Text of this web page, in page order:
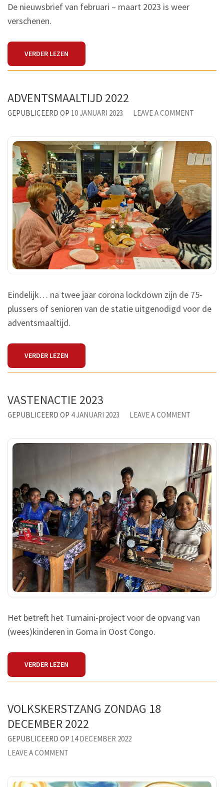
De nieuwsbrief van februari – maart 2023 is weer
verschenen.
VERDER LEZEN
ADVENTSMAALTIJD 2022
GEPUBLICEERD OP 10 JANUARI 2023 LEAVE A COMMENT
2022
Eindelijk… na twee jaar corona lockdown zijn de 75-
plussers of senioren van de statie uitgenodigd voor de
adventsmaaltijd.
VERDER LEZEN
VASTENACTIE 2023
GEPUBLICEERD OP 4 JANUARI 2023 LEAVE A COMMENT
2023
Het betreft het Tumaini-project voor de opvang van
(wees)kinderen in Goma in Oost Congo.
VERDER LEZEN
VOLKSKERSTZANG ZONDAG 18
DECEMBER 2022
GEPUBLICEERD OP 14 DECEMBER 2022
LEAVE A COMMENT
ZONDAG